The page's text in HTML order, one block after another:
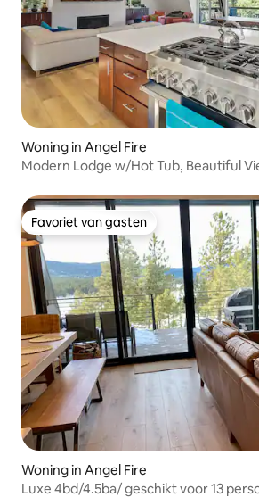
Woning in Angel Fire
Modern Lodge w/Hot Tub, Beautiful
Favoriet van gasten
Favoriet van gasten
Woning in Angel Fire
Luxe 4bd/4.5ba/ geschikt voor 13